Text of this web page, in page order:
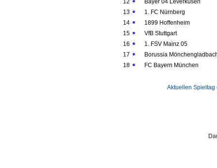
12
Bayer 04 Leverkusen
13
1. FC Nürnberg
14
1899 Hoffenheim
15
VfB Stuttgart
16
1. FSV Mainz 05
17
Borussia
18
FC Bayern München
Aktuellen Spieltag